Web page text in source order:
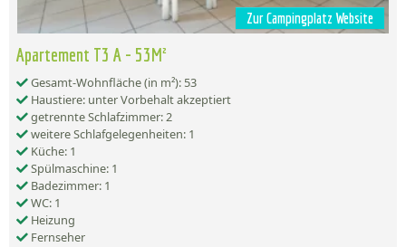
Zur Campingplatz Website
Apartement T3 A - 53M²
Gesamt-Wohnfläche (in m²): 53
Haustiere: unter Vorbehalt akzeptiert
getrennte Schlafzimmer: 2
weitere Schlafgelegenheiten: 1
Küche: 1
Spülmaschine: 1
Badezimmer: 1
WC: 1
Heizung
Fernseher